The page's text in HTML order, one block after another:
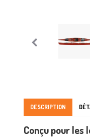
DESCRIPTION
Conçu pour les